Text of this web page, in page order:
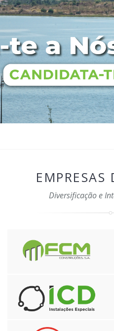
EMPRESAS
Diversificação e